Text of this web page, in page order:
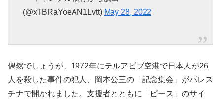
(@xTBRaYoeAN1Lvtt) May 28, 2022
偶然でしょうが、1972年にテルアビブ空港で日本人が26
人を殺した事件の犯人、岡本公三の「記念集会」がパレス
チナで開かれました。支援者とともに「ピース」のサイ